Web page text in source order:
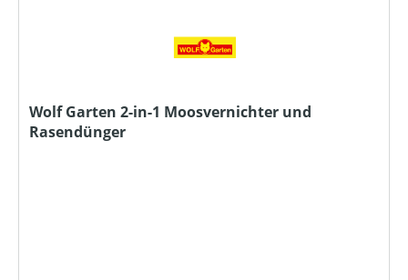
Wolf Garten 2-in-1 Moosvernichter und
Rasendünger